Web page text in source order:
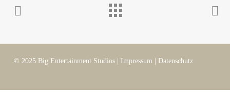
© 2025 Big Entertainment Studios | Impressum| Datenschutz